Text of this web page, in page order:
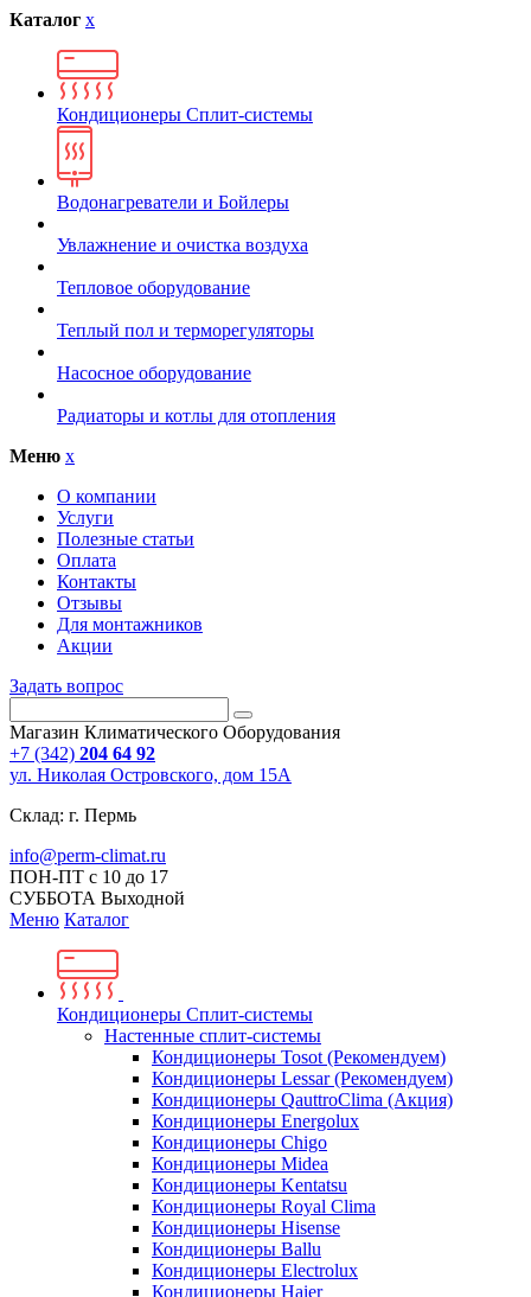
Каталог x
Кондиционеры Сплит-системы
Водонагреватели и Бойлеры
Увлажнение и очистка воздуха
Тепловое оборудование
Теплый пол и терморегуляторы
Насосное оборудование
Радиаторы и котлы для отопления
Меню x
О компании
Услуги
Полезные статьи
Оплата
Контакты
Отзывы
Для монтажников
Акции
Задать вопрос
Магазин Климатического Оборудования
+7 (342) 204 64 92
ул. Николая Островского, дом 15А
Склад: г. Пермь
info@perm-climat.ru
ПОН-ПТ с 10 до 17
СУББОТА Выходной
Меню Каталог
Кондиционеры Сплит-системы
Настенные сплит-системы
Кондиционеры Tosot (Рекомендуем)
Кондиционеры Lessar (Рекомендуем)
Кондиционеры QauttroClima (Акция)
Кондиционеры Energolux
Кондиционеры Chigo
Кондиционеры Midea
Кондиционеры Kentatsu
Кондиционеры Royal Clima
Кондиционеры Hisense
Кондиционеры Ballu
Кондиционеры Electrolux
Кондиционеры Haier